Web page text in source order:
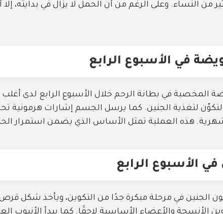
من النساء. وعلى الرغم من أن الحمل لا يزال في بدايته، إلا
في الأسبوع الرابع
المخصبة في بطانة الرحم خلال الأسبوع الرابع لدى أغلب
لتغذية الجنين. كما يرسل الجسم إشارات هرمونية
هذه العملية تمثل الأساس الذي يضمن استمرار
في الأسبوع الرابع
الجنين في مرحلة مبكرة جدًا من التكوين، ويأخذ شكل
الأنسجة والأعضاء الأساسية لاحقًا. كما يبدأ الأنبوب